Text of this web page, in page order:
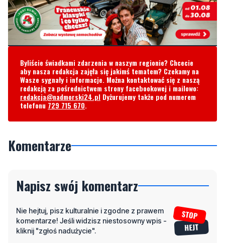
Byliście świadkami zdarzenia w naszym regionie? Chcecie
aby nasza redakcja zajęła się jakimś tematem? Czekamy na
Wasze sygnały i informacje. Można kontaktować się z naszą
redakcją za pośrednictwem strony facebookowej i mailowo:
redakcja@nadmorski24.pl Dyżurujemy także pod numerem
telefonu 729 715 670.
Komentarze
Napisz swój komentarz
Nie hejtuj, pisz kulturalnie i zgodne z prawem
komentarze! Jeśli widzisz niestosowny wpis -
kliknij "zgłoś nadużycie".